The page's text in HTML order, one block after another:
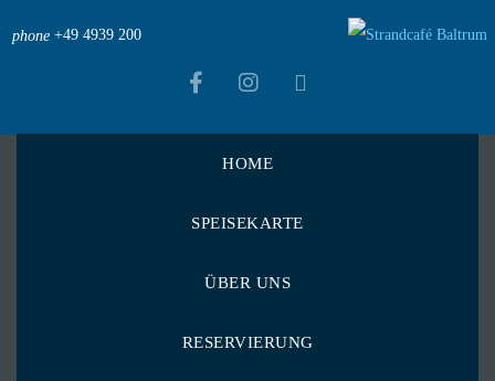
phone +49 4939 200
HOME
SPEISEKARTE
ÜBER UNS
RESERVIERUNG
Strandcafé Baltrum > Portfolios
Drinks